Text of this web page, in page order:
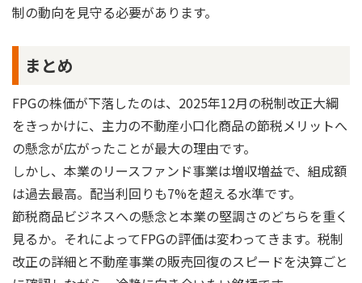
制の動向を見守る必要があります。
まとめ
FPGの株価が下落したのは、2025年12月の税制改正大綱
をきっかけに、主力の不動産小口化商品の節税メリットへ
の懸念が広がったことが最大の理由です。
しかし、本業のリースファンド事業は増収増益で、組成額
は過去最高。配当利回りも7%を超える水準です。
節税商品ビジネスへの懸念と本業の堅調さのどちらを重く
見るか。それによってFPGの評価は変わってきます。税制
改正の詳細と不動産事業の販売回復のスピードを決算ごと